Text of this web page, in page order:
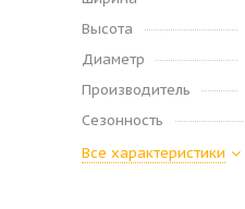
Высота
Диаметр
Производитель
Сезонность
Все характеристики